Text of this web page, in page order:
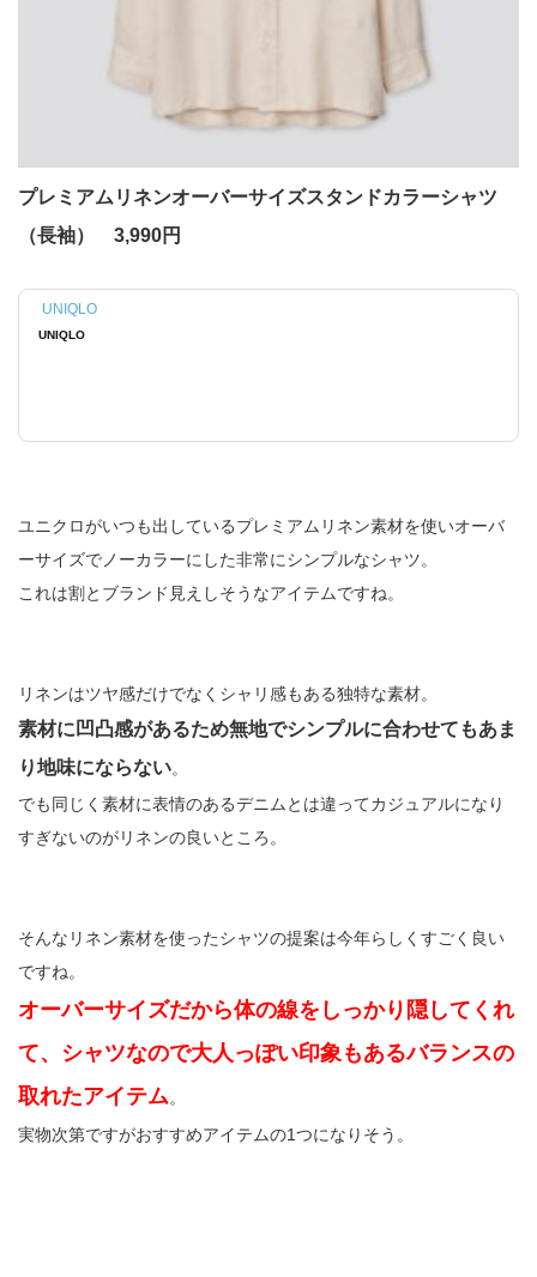
プレミアムリネンオーバーサイズスタンドカラーシャツ
（長袖） 3,990円
UNIQLO
UNIQLO
ユニクロがいつも出しているプレミアムリネン素材を使いオーバ
ーサイズでノーカラーにした非常にシンプルなシャツ。
これは割とブランド見えしそうなアイテムですね。
リネンはツヤ感だけでなくシャリ感もある独特な素材。
素材に凹凸感があるため無地でシンプルに合わせてもあま
り地味にならない。
でも同じく素材に表情のあるデニムとは違ってカジュアルになり
すぎないのがリネンの良いところ。
そんなリネン素材を使ったシャツの提案は今年らしくすごく良い
ですね。
オーバーサイズだから体の線をしっかり隠してくれ
て、シャツなので大人っぽい印象もあるバランスの
取れたアイテム。
実物次第ですがおすすめアイテムの1つになりそう。